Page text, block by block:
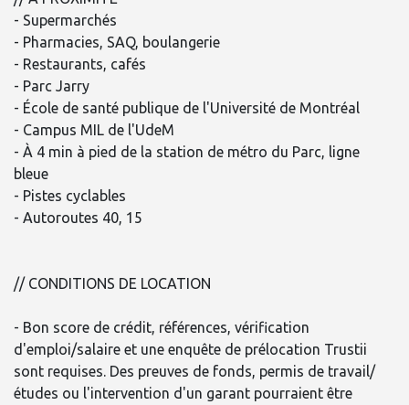
- Supermarchés
- Pharmacies, SAQ, boulangerie
- Restaurants, cafés
- Parc Jarry
- École de santé publique de l'Université de Montréal
- Campus MIL de l'UdeM
- À 4 min à pied de la station de métro du Parc, ligne
bleue
- Pistes cyclables
- Autoroutes 40, 15
// CONDITIONS DE LOCATION
- Bon score de crédit, références, vérification
d'emploi/salaire et une enquête de prélocation Trustii
sont requises. Des preuves de fonds, permis de travail/
études ou l'intervention d'un garant pourraient être